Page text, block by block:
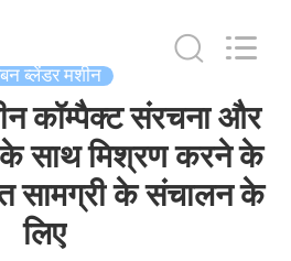
ब्लेंडर मशीन
कॉम्पैक्ट संरचना और
साथ मिश्रण करने के
सामग्री के संचालन के
लिए